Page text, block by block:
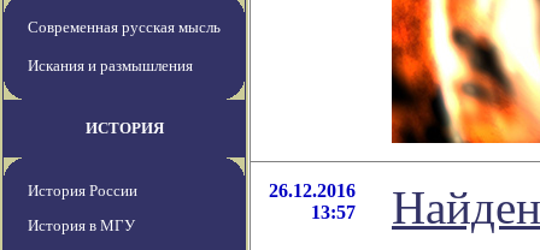
Современная русская мысль
Искания и размышления
ИСТОРИЯ
История России
История в МГУ
26.12.2016
13:57